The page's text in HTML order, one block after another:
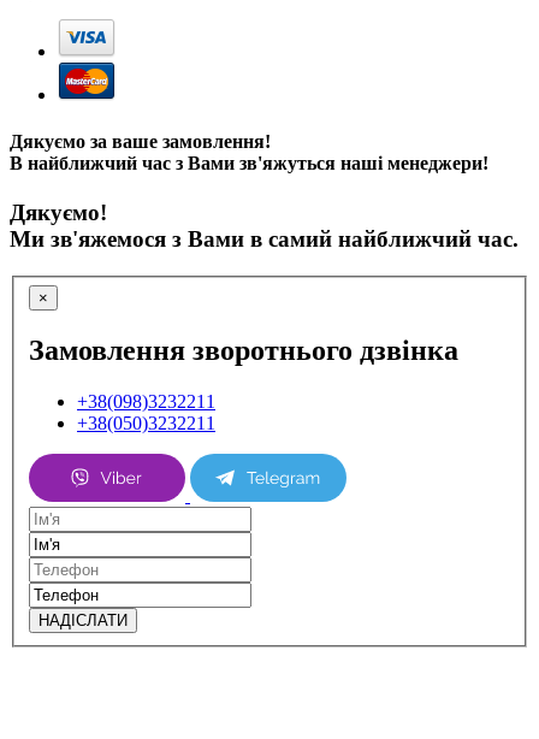
Дякуємо за ваше замовлення!
В найближчий час з Вами зв'яжуться наші менеджери!
Дякуємо!
Ми зв'яжемося з Вами в самий найближчий час.
×
Замовлення зворотнього дзвінка
+38(098)3232211
+38(050)3232211
НАДІСЛАТИ